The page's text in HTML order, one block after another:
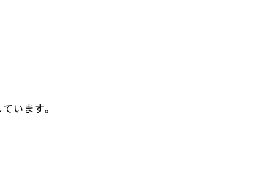
います。